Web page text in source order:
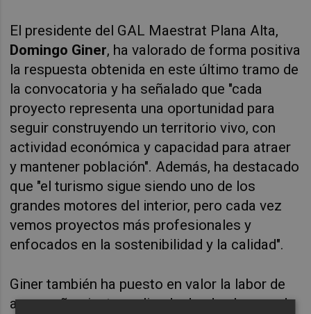
El presidente del GAL Maestrat Plana Alta,
Domingo Giner, ha valorado de forma positiva
la respuesta obtenida en este último tramo de
la convocatoria y ha señalado que "cada
proyecto representa una oportunidad para
seguir construyendo un territorio vivo, con
actividad económica y capacidad para atraer
y mantener población". Además, ha destacado
que "el turismo sigue siendo uno de los
grandes motores del interior, pero cada vez
vemos proyectos más profesionales y
enfocados en la sostenibilidad y la calidad".
Giner también ha puesto en valor la labor de
acompañamiento realizada desde el grupo de